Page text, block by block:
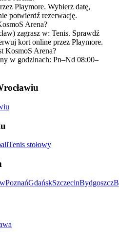
Playmore. Wybierz datę,
potwierdź rezerwację.
Arena?
zagrasz w: Tenis. Sprawdź
kort online przez Playmore.
KosmoS Arena?
w godzinach: Pn–Nd 08:00–
Tenis stołowy
PoznańGdańskSzczecinBydgoszcz